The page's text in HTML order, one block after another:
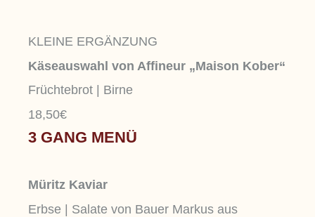
KLEINE ERGÄNZUNG
Käseauswahl von Affineur „Maison Kober“
Früchtebrot | Birne
18,50€
3 GANG MENÜ
Müritz Kaviar
Erbse | Salate von Bauer Markus aus